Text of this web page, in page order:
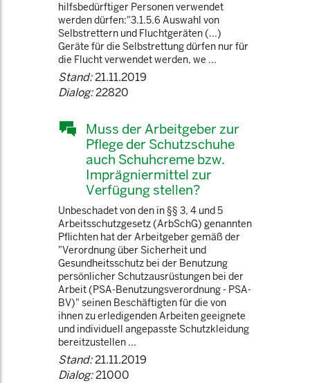
hilfsbedürftiger Personen verwendet
werden dürfen:"3.1.5.6 Auswahl von
Selbstrettern und Fluchtgeräten (...)
Geräte für die Selbstrettung dürfen nur für
die Flucht verwendet werden, we ...
Stand:21.11.2019
Dialog:22820
Muss der Arbeitgeber zur
Pflege der Schutzschuhe
auch Schuhcreme bzw.
Imprägniermittel zur
Verfügung stellen?
Unbeschadet von den in §§ 3, 4 und 5
Arbeitsschutzgesetz (ArbSchG) genannten
Pflichten hat der Arbeitgeber gemäß der
"Verordnung über Sicherheit und
Gesundheitsschutz bei der Benutzung
persönlicher Schutzausrüstungen bei der
Arbeit (PSA-Benutzungsverordnung - PSA-
BV)" seinen Beschäftigten für die von
ihnen zu erledigenden Arbeiten geeignete
und individuell angepasste Schutzkleidung
bereitzustellen ...
Stand:21.11.2019
Dialog:21000